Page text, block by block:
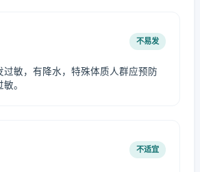
不易发
过敏，有降水，特殊体质人群应预防
。
不适宜